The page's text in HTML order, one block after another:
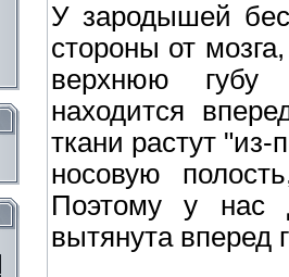
У зародышей
стороны от
верхнюю губу
находится
ткани растут
носовую
Поэтому у нас
вытянута вперед